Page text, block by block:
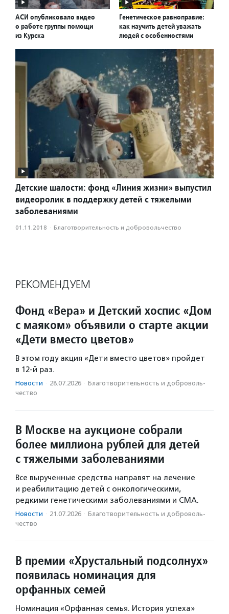
АСИ опубликовало видео
о работе группы помощи
из Курска
Генетическое равноправие:
как научить детей уважать
людей с особенностями
Детские шалости: фонд «Линия жизни» выпустил
видеоролик в поддержку детей с тяжелыми
заболеваниями
01.11.2018 · Благотвори­тель­ность и доброволь­чест­во
РЕКОМЕНДУЕМ
Фонд «Вера» и Детский хоспис «Дом
с маяком» объявили о старте акции
«Дети вместо цветов»
В этом году акция «Дети вместо цветов» пройдет
в 12-й раз.
Новости · 28.07.2026 · Благотвори­тель­ность и доброволь­
чест­во
В Москве на аукционе собрали
более миллиона рублей для детей
с тяжелыми заболеваниями
Все вырученные средства направят на лечение
и реабилитацию детей с онкологическими,
редкими генетическими заболеваниями и СМА.
Новости · 21.07.2026 · Благотвори­тель­ность и доброволь­
чест­во
В премии «Хрустальный подсолнух»
появилась номинация для
орфанных семей
Номинация «Орфанная семья. История успеха»